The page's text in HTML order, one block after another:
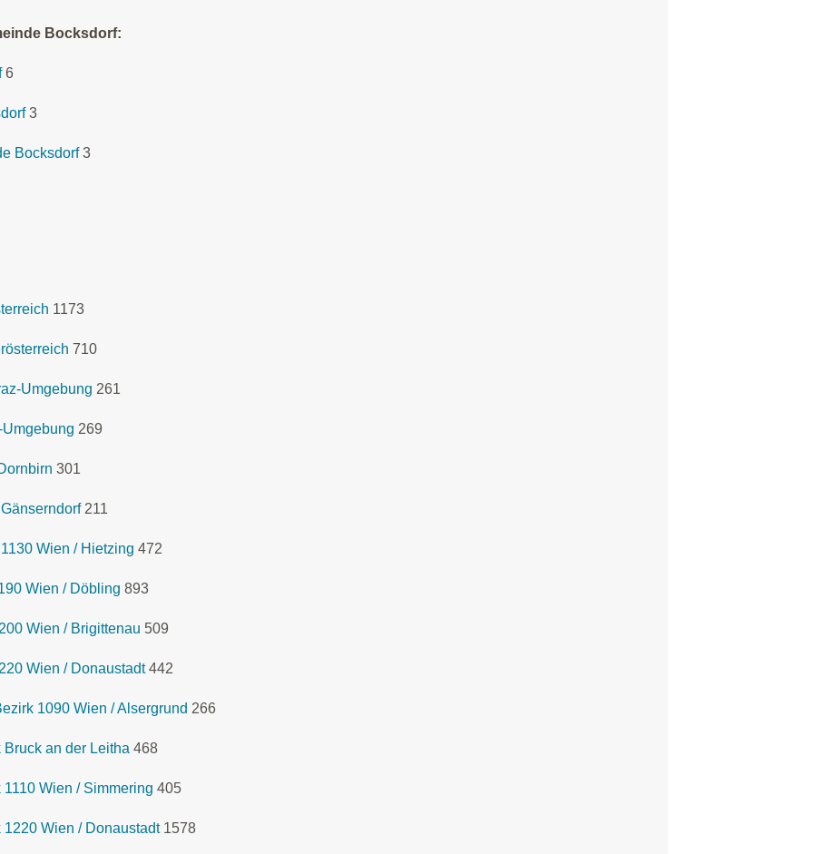
Bocksdorf:
6
3
Bocksdorf 3
1173
710
Umgebung 261
269
301
211
Wien / Hietzing 472
Wien / Döbling 893
Wien / Brigittenau 509
Wien / Donaustadt 442
1090 Wien / Alsergrund 266
an der Leitha 468
Wien / Simmering 405
Wien / Donaustadt 1578